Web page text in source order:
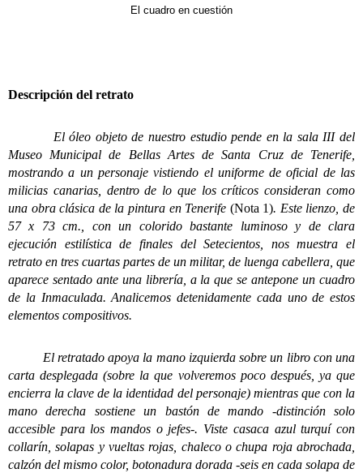
El cuadro en cuestión
Descripción del retrato
El óleo objeto de nuestro estudio pende en la sala III del
Museo Municipal de Bellas Artes de Santa Cruz de Tenerife,
mostrando a un personaje vistiendo el uniforme de oficial de las
milicias canarias, dentro de lo que los críticos consideran como
una obra clásica de la pintura en Tenerife (Nota 1). Este lienzo, de
57 x 73 cm., con un colorido bastante luminoso y de clara
ejecución estilística de finales del Setecientos, nos muestra el
retrato en tres cuartas partes de un militar, de luenga cabellera, que
aparece sentado ante una librería, a la que se antepone un cuadro
de la Inmaculada. Analicemos detenidamente cada uno de estos
elementos compositivos.
El retratado apoya la mano izquierda sobre un libro con una
carta desplegada (sobre la que volveremos poco después, ya que
encierra la clave de la identidad del personaje) mientras que con la
mano derecha sostiene un bastón de mando -distinción solo
accesible para los mandos o jefes-. Viste casaca azul turquí con
collarín, solapas y vueltas rojas, chaleco o chupa roja abrochada,
calzón del mismo color, botonadura dorada -seis en cada solapa de